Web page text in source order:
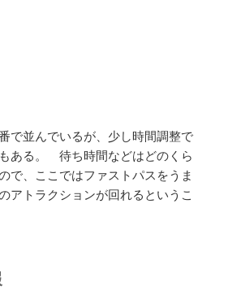
で並んでいるが、少し時間調整で
ある。 待ち時間などはどのくら
で、ここではファストパスをうま
アトラクションが回れるというこ